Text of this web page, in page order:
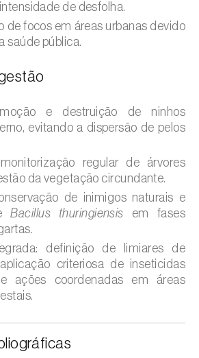
Euwallacea fornicatus, E.
e E. kuroshio)
)
( Sesamia nonagrioides
do-pessegueiro (Anarsia
do-caule-do-arroz (Chilo
do-tomateiro
elegantalis)
(Cossus cossus )
(
(
de desfolha.
de focos em áreas urbanas devido
saúde pública.
e destruição de ninhos
evitando a dispersão de pelos
monitorização regular de árvores
da vegetação circundante.
de inimigos naturais e
Bacillus thuringiensis em fases
definição de limiares de
criteriosa de inseticidas
ações coordenadas em áreas